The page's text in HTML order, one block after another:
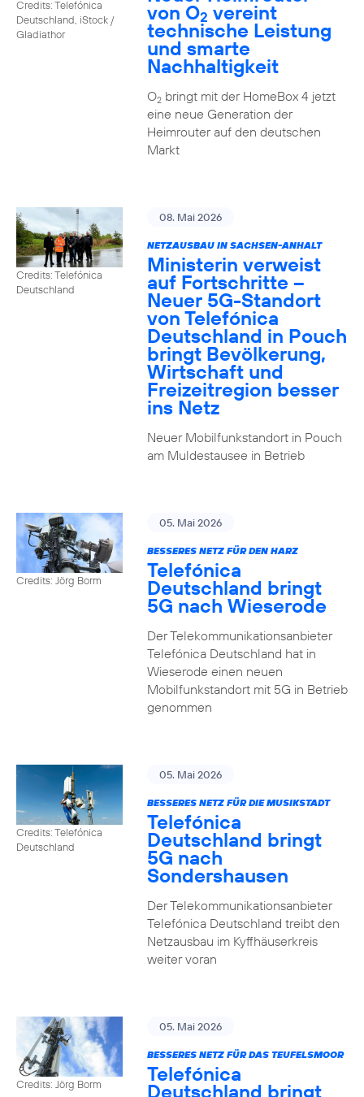
Credits: Telefónica
Deutschland, iStock /
Gladiathor
von O2 vereint
technische Leistung
und smarte
Nachhaltigkeit
O2bringt mit der HomeBox 4 jetzt
eine neue Generation der
Heimrouter auf den deutschen
Markt
Credits: Telefónica
Deutschland
08. Mai 2026
NETZAUSBAU IN SACHSEN-ANHALT
Ministerin verweist
auf Fortschritte –
Neuer 5G-Standort
von Telefónica
Deutschland in Pouch
bringt Bevölkerung,
Wirtschaft und
Freizeitregion besser
ins Netz
Neuer Mobilfunkstandort in Pouch
am Muldestausee in Betrieb
Credits: Jörg Borm
05. Mai 2026
BESSERES NETZ FÜR DEN HARZ
Telefónica
Deutschland bringt
5G nach Wieserode
Der Telekommunikationsanbieter
Telefónica Deutschland hat in
Wieserode einen neuen
Mobilfunkstandort mit 5G in Betrieb
genommen
Credits: Telefónica
Deutschland
05. Mai 2026
BESSERES NETZ FÜR DIE MUSIKSTADT
Telefónica
Deutschland bringt
5G nach
Sondershausen
Der Telekommunikationsanbieter
Telefónica Deutschland treibt den
Netzausbau im Kyffhäuserkreis
weiter voran
Credits: Jörg Borm
05. Mai 2026
BESSERES NETZ FÜR DAS TEUFELSMOOR
Telefónica
Deutschland bringt